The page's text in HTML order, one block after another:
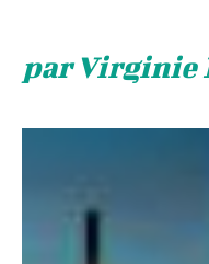
par Virginie